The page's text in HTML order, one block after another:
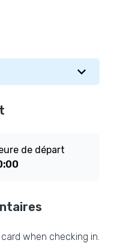
de départ
when checking in.